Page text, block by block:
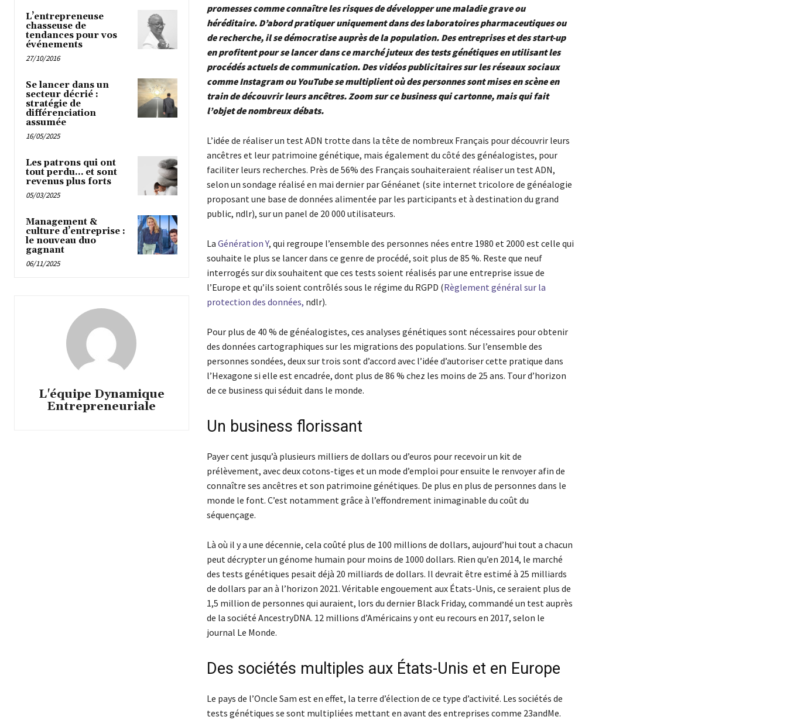
L’entrepreneuse
chasseuse de
tendances pour vos
événements
27/10/2016
Se lancer dans un
secteur décrié :
stratégie de
différenciation
assumée
16/05/2025
Les patrons qui ont
tout perdu… et sont
revenus plus forts
05/03/2025
Management &
culture d’entreprise :
le nouveau duo
gagnant
06/11/2025
L'équipe Dynamique
Entrepreneuriale
promesses comme connaître les risques de développer une maladie grave ou
héréditaire. D’abord pratiquer uniquement dans des laboratoires pharmaceutiques ou
de recherche, il se démocratise auprès de la population. Des entreprises et des start-up
en profitent pour se lancer dans ce marché juteux des tests génétiques en utilisant les
procédés actuels de communication. Des vidéos publicitaires sur les réseaux sociaux
comme Instagram ou YouTube se multiplient où des personnes sont mises en scène en
train de découvrir leurs ancêtres. Zoom sur ce business qui cartonne, mais qui fait
l’objet de nombreux débats.
L’idée de réaliser un test ADN trotte dans la tête de nombreux Français pour découvrir leurs
ancêtres et leur patrimoine génétique, mais également du côté des généalogistes, pour
faciliter leurs recherches. Près de 56% des Français souhaiteraient réaliser un test ADN,
selon un sondage réalisé en mai dernier par Généanet (site internet tricolore de généalogie
proposant une base de données alimentée par les participants et à destination du grand
public, ndlr), sur un panel de 20 000 utilisateurs.
La Génération Y, qui regroupe l’ensemble des personnes nées entre 1980 et 2000 est celle qui
souhaite le plus se lancer dans ce genre de procédé, soit plus de 85 %. Reste que neuf
interrogés sur dix souhaitent que ces tests soient réalisés par une entreprise issue de
l’Europe et qu’ils soient contrôlés sous le régime du RGPD (Règlement général sur la
protection des données, ndlr).
Pour plus de 40 % de généalogistes, ces analyses génétiques sont nécessaires pour obtenir
des données cartographiques sur les migrations des populations. Sur l’ensemble des
personnes sondées, deux sur trois sont d’accord avec l’idée d’autoriser cette pratique dans
l’Hexagone si elle est encadrée, dont plus de 86 % chez les moins de 25 ans. Tour d’horizon
de ce business qui séduit dans le monde.
Un business florissant
Payer cent jusqu’à plusieurs milliers de dollars ou d’euros pour recevoir un kit de
prélèvement, avec deux cotons-tiges et un mode d’emploi pour ensuite le renvoyer afin de
connaître ses ancêtres et son patrimoine génétiques. De plus en plus de personnes dans le
monde le font. C’est notamment grâce à l’effondrement inimaginable du coût du
séquençage.
Là où il y a une décennie, cela coûté plus de 100 millions de dollars, aujourd’hui tout a chacun
peut décrypter un génome humain pour moins de 1000 dollars. Rien qu’en 2014, le marché
des tests génétiques pesait déjà 20 milliards de dollars. Il devrait être estimé à 25 milliards
de dollars par an à l’horizon 2021. Véritable engouement aux États-Unis, ce seraient plus de
1,5 million de personnes qui auraient, lors du dernier Black Friday, commandé un test auprès
de la société AncestryDNA. 12 millions d’Américains y ont eu recours en 2017, selon le
journal Le Monde.
Des sociétés multiples aux États-Unis et en Europe
Le pays de l’Oncle Sam est en effet, la terre d’élection de ce type d’activité. Les sociétés de
tests génétiques se sont multipliées mettant en avant des entreprises comme 23andMe.